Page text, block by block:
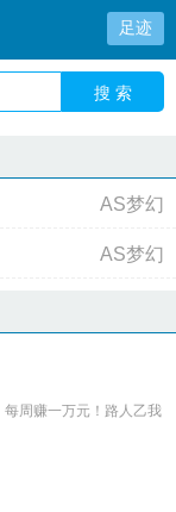
足迹
搜 索
AS梦幻
AS梦幻
周赚一万元！路人乙我